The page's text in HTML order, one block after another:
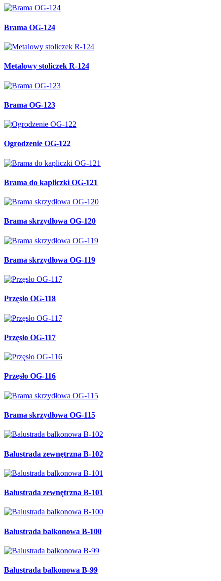
Brama OG-124
Metalowy stoliczek R-124
Brama OG-123
Ogrodzenie OG-122
Brama do kapliczki OG-121
Brama skrzydłowa OG-120
Brama skrzydłowa OG-119
Przęsło OG-118
Przęsło OG-117
Przęsło OG-116
Brama skrzydłowa OG-115
Balustrada zewnętrzna B-102
Balustrada zewnętrzna B-101
Balustrada balkonowa B-100
Balustrada balkonowa B-99